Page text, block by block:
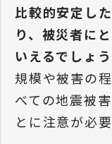
比較的安定し
り、被災者に
いえるでしょう
規模や被害の
べての地震被
とに注意が必要